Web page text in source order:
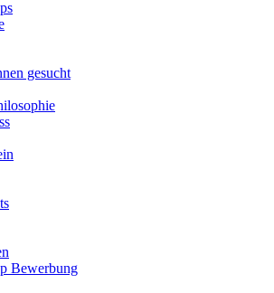
gesucht
Bewerbung